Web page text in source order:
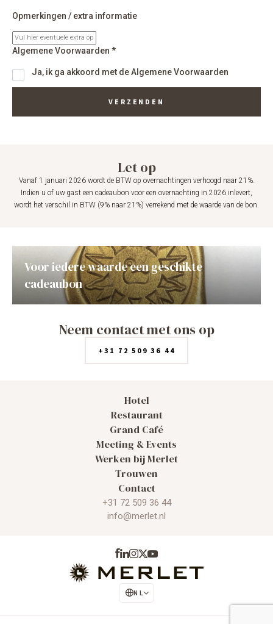
Opmerkingen / extra informatie
Algemene Voorwaarden *
Ja, ik ga akkoord met de Algemene Voorwaarden
VERZENDEN
Let op
Vanaf 1 januari 2026 wordt de BTW op overnachtingen verhoogd naar 21%.
Indien u of uw gast een cadeaubon voor een overnachting in 2026 inlevert,
wordt het verschil in BTW (9% naar 21%) verrekend met de waarde van de bon.
Voor iedere waarde een geschikte
cadeaubon
Neem contact met ons op
+31 72 509 36 44
Hotel
Restaurant
Grand Café
Meeting & Events
Werken bij Merlet
Trouwen
Contact
+31 72 509 36 44
info@merlet.nl
NL
EN